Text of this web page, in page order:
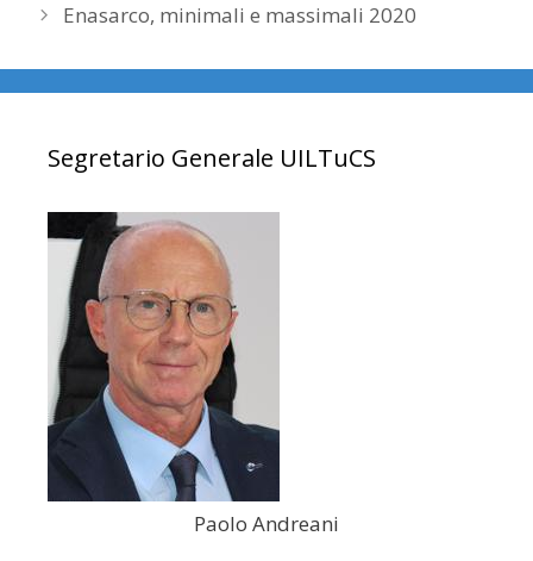
Enasarco, minimali e massimali 2020
Segretario Generale UILTuCS
Paolo Andreani